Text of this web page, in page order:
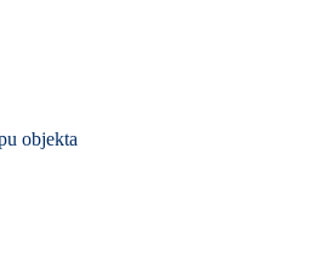
objekta